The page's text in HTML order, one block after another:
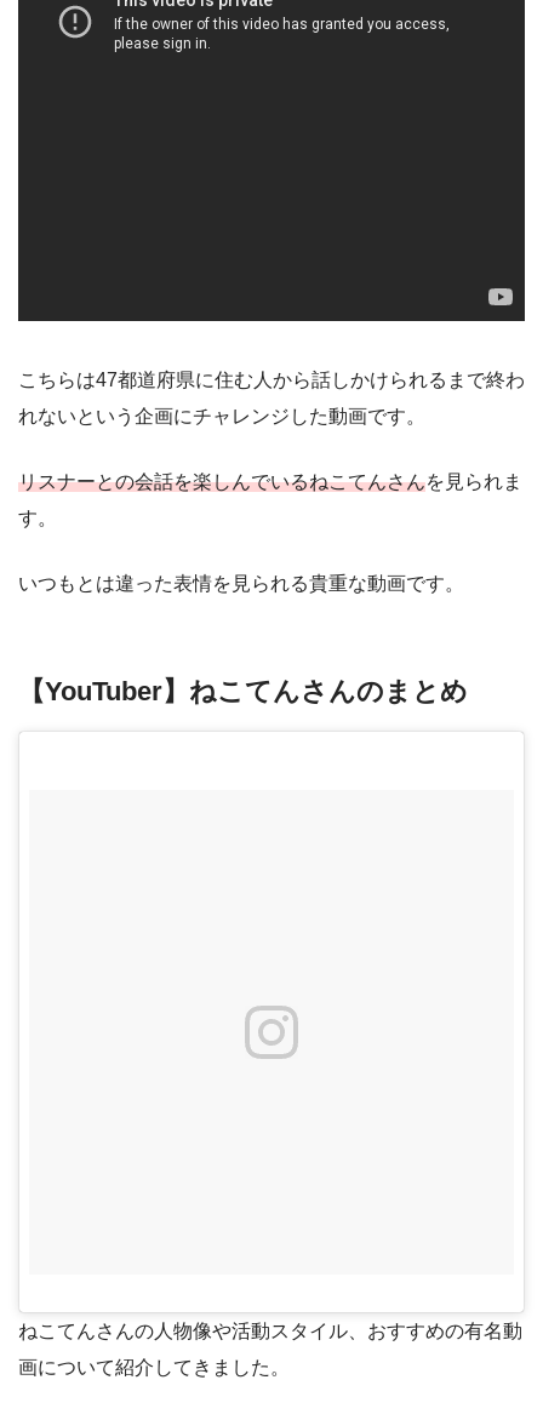
こちらは47都道府県に住む人から話しかけられるまで終わ
れないという企画にチャレンジした動画です。
リスナーとの会話を楽しんでいるねこてんさんを見られま
す。
いつもとは違った表情を見られる貴重な動画です。
【YouTuber】ねこてんさんのまとめ
ねこてんさんの人物像や活動スタイル、おすすめの有名動
画について紹介してきました。